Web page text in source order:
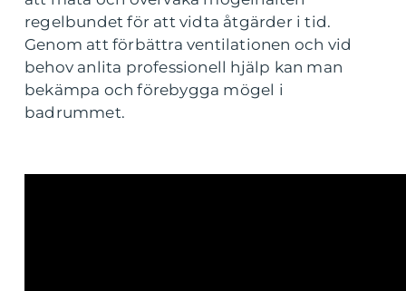
regelbundet för att vidta åtgärder i tid.
Genom att förbättra ventilationen och vid
behov anlita professionell hjälp kan man
bekämpa och förebygga mögel i
badrummet.